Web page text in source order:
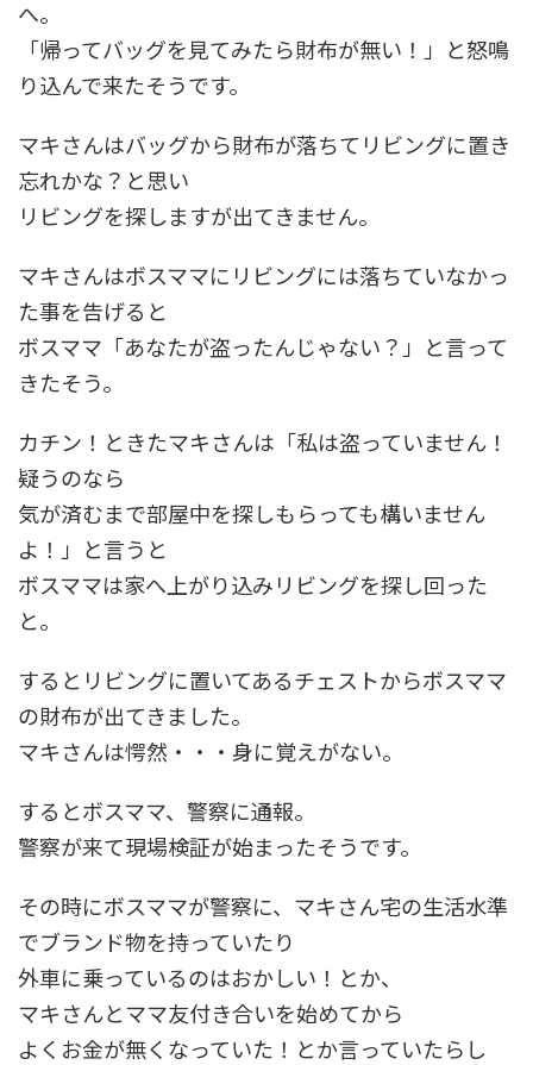
へ。
「帰ってバッグを見てみたら財布が無い！」と怒鳴
り込んで来たそうです。
マキさんはバッグから財布が落ちてリビングに置き
忘れかな？と思い
リビングを探しますが出てきません。
マキさんはボスママにリビングには落ちていなかっ
た事を告げると
ボスママ「あなたが盗ったんじゃない？」と言って
きたそう。
カチン！ときたマキさんは「私は盗っていません！
疑うのなら
気が済むまで部屋中を探しもらっても構いません
よ！」と言うと
ボスママは家へ上がり込みリビングを探し回った
と。
するとリビングに置いてあるチェストからボスママ
の財布が出てきました。
マキさんは愕然・・・身に覚えがない。
するとボスママ、警察に通報。
警察が来て現場検証が始まったそうです。
その時にボスママが警察に、マキさん宅の生活水準
でブランド物を持っていたり
外車に乗っているのはおかしい！とか、
マキさんとママ友付き合いを始めてから
よくお金が無くなっていた！とか言っていたらし